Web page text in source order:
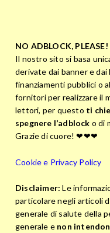
NO ADBLOCK, PLEASE!
Il nostro sito si basa
derivate dai banner e
finanziamenti pubblici o
fornitori per realizzare il
lettori, per questo ti
spegnere l’adblock o di
Grazie di cuore! ❤❤❤
Cookie e Privacy Policy
Disclaimer: Le
particolare negli articoli
generale di salute della
generale e non